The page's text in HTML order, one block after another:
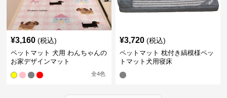
¥3,160 (税込)
ペットマット 犬用 わんちゃんの
お家デザインマット
全4色
¥3,720 (税込)
ペットマット 枕付き縞模様ペッ
トマット犬用寝床